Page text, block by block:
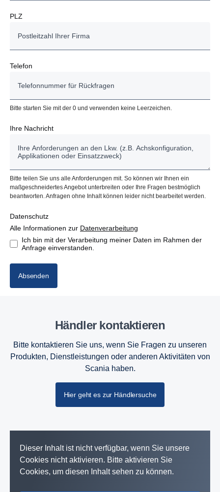
PLZ
Telefon
Bitte starten Sie mit der 0 und verwenden keine Leerzeichen.
Ihre Nachricht
Bitte teilen Sie uns alle Anforderungen mit. So können wir Ihnen ein
maßgeschneidertes Angebot unterbreiten oder Ihre Fragen bestmöglich
beantworten. Anfragen ohne Inhalt können leider nicht bearbeitet werden.
Datenschutz
Alle Informationen zur Datenverarbeitung
Ich bin mit der Verarbeitung meiner Daten im Rahmen der
Anfrage einverstanden.
Absenden
Händler kontak­tieren
Bitte kontaktieren Sie uns, wenn Sie Fragen zu unseren
Produkten, Dienstleistungen oder anderen Aktivitäten von
Scania haben.
Hier geht es zur Händlersuche
Dieser Inhalt ist nicht verfügbar, wenn Sie unsere
Cookies nicht aktivieren. Bitte aktivieren Sie
Cookies, um diesen Inhalt sehen zu können.